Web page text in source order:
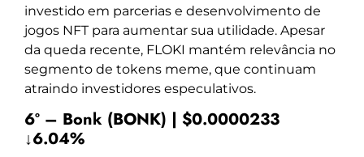
investido em parcerias e desenvolvimento de
jogos NFT para aumentar sua utilidade. Apesar
da queda recente, FLOKI mantém relevância no
segmento de tokens meme, que continuam
atraindo investidores especulativos.
6º – Bonk (BONK) | $0.0000233
↓6.04%